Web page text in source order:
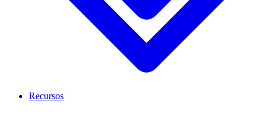
Recursos